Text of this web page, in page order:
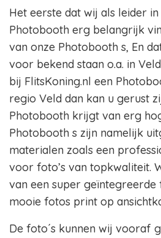
Het eerste dat wij als leider
Photobooth erg belangrijk
van onze Photobooth s, En
voor bekend staan o.a. in
bij FlitsKoning.nl een
regio Veld dan kan u gerust
Photobooth krijgt van erg
Photobooth s zijn namelijk
materialen zoals een
voor foto’s van topkwaliteit.
van een super
mooie fotos print op
De foto´s kunnen wij vooraf